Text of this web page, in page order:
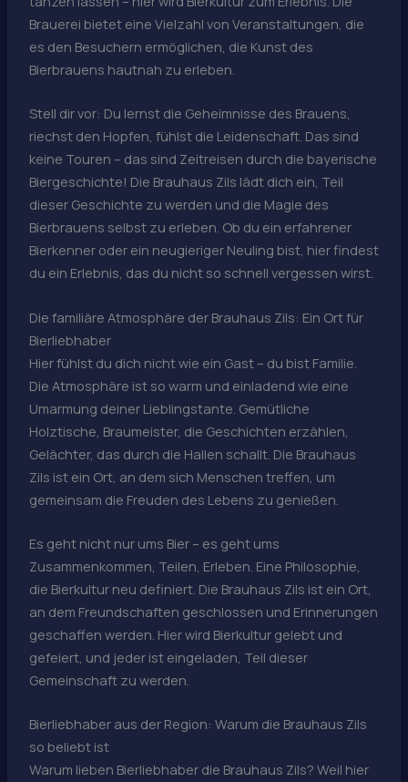
Brauerei bietet eine Vielzahl von Veranstaltungen, die
es den Besuchern ermöglichen, die Kunst des
Bierbrauens hautnah zu erleben.
Stell dir vor: Du lernst die Geheimnisse des Brauens,
riechst den Hopfen, fühlst die Leidenschaft. Das sind
keine Touren – das sind Zeitreisen durch die bayerische
Biergeschichte! Die Brauhaus Zils lädt dich ein, Teil
dieser Geschichte zu werden und die Magie des
Bierbrauens selbst zu erleben. Ob du ein erfahrener
Bierkenner oder ein neugieriger Neuling bist, hier findest
du ein Erlebnis, das du nicht so schnell vergessen wirst.
Die familiäre Atmosphäre der Brauhaus Zils: Ein Ort für
Bierliebhaber
Hier fühlst du dich nicht wie ein Gast – du bist Familie.
Die Atmosphäre ist so warm und einladend wie eine
Umarmung deiner Lieblingstante. Gemütliche
Holztische, Braumeister, die Geschichten erzählen,
Gelächter, das durch die Hallen schallt. Die Brauhaus
Zils ist ein Ort, an dem sich Menschen treffen, um
gemeinsam die Freuden des Lebens zu genießen.
Es geht nicht nur ums Bier – es geht ums
Zusammenkommen, Teilen, Erleben. Eine Philosophie,
die Bierkultur neu definiert. Die Brauhaus Zils ist ein Ort,
an dem Freundschaften geschlossen und Erinnerungen
geschaffen werden. Hier wird Bierkultur gelebt und
gefeiert, und jeder ist eingeladen, Teil dieser
Gemeinschaft zu werden.
Bierliebhaber aus der Region: Warum die Brauhaus Zils
so beliebt ist
Warum lieben Bierliebhaber die Brauhaus Zils? Weil hier